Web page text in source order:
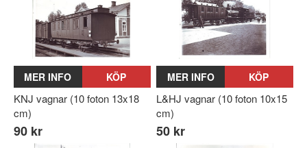
MER INFO KÖP
KNJ vagnar (10 foton 13x18
cm)
90 kr
MER INFO KÖP
L&HJ vagnar (10 foton 10x15
cm)
50 kr